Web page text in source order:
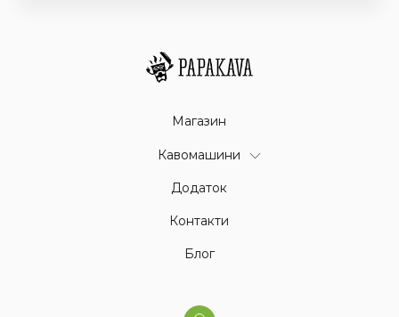
Магазин
Кавомашини
Додаток
Контакти
Блог